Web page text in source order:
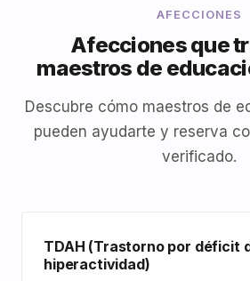
AFECCIONES
Afecciones que
maestros de
Descubre cómo maestros de
pueden ayudarte y reserva
verificado.
TDAH (Trastorno por déficit
hiperactividad)